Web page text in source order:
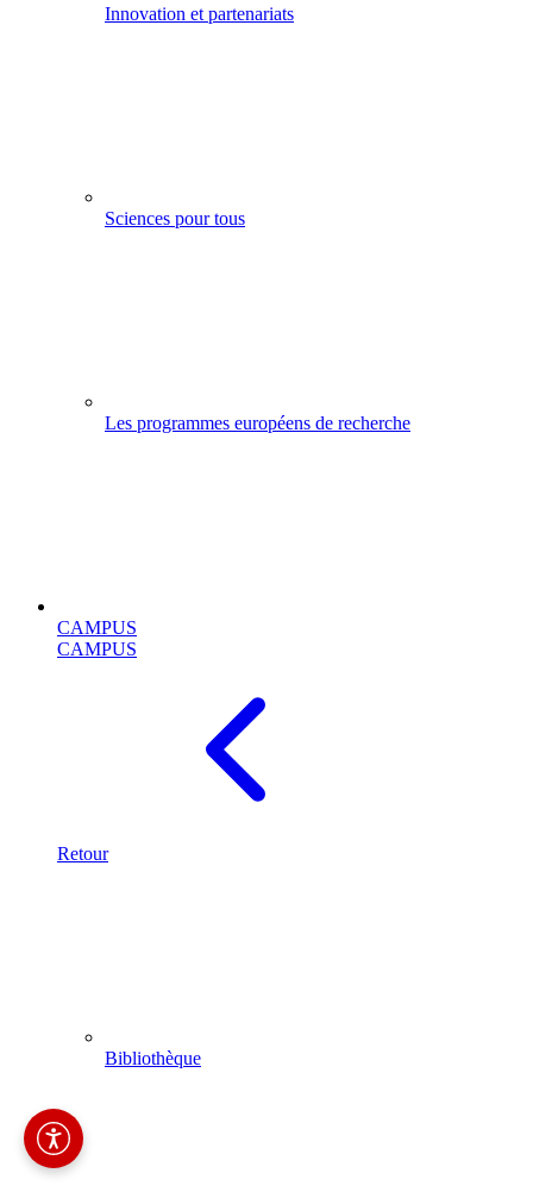
Innovation et partenariats
Sciences pour tous
Les programmes européens de recherche
CAMPUS
CAMPUS
Retour
Bibliothèque